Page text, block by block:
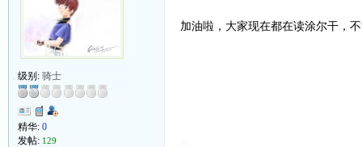
级别: 骑士
精华: 0
发帖: 129
加油啦，大家现在都在读涂尔干，